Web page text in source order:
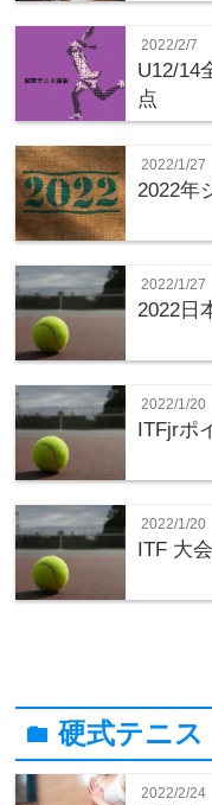
2022/2/7
U12/14
点
2022/1/27
2022年
2022/1/27
2022日
2022/1/20
ITFjrポ
2022/1/20
ITF 大
folder硬式テニス
2022/2/24